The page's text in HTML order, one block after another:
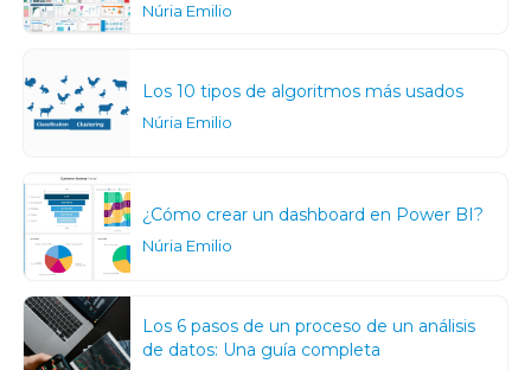
Núria Emilio
Los 10 tipos de algoritmos más usados
Núria Emilio
¿Cómo crear un dashboard en Power BI?
Núria Emilio
Los 6 pasos de un proceso de un análisis
de datos: Una guía completa